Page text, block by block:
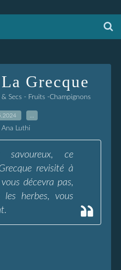
Grecque
& Secs - Fruits -Champignons
Ana Luthi
savoureux, ce
revisité à
décevra pas,
les herbes, vous